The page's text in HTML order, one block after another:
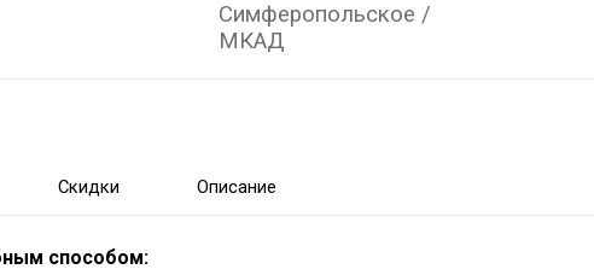
Симферопольское /
МКАД
Скидки Описание
способом: